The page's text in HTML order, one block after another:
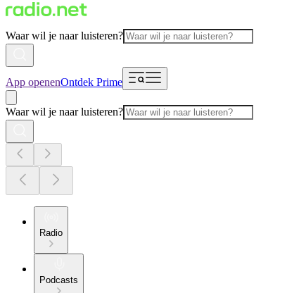
Waar wil je naar luisteren?
App openenOntdek Prime
Waar wil je naar luisteren?
Radio
Podcasts